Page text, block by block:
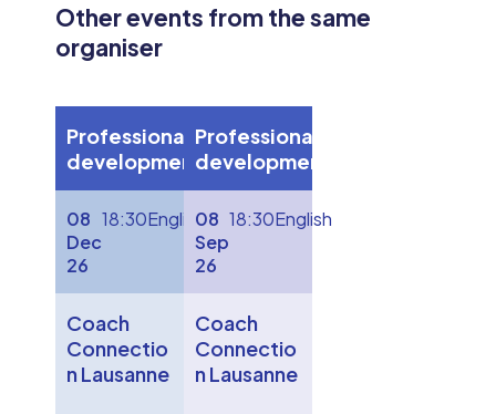
Other events from the same
organiser
Professional
development
08
Dec
26
18:30English
Coach
Connectio
n Lausanne
Professional
development
08
Sep
26
18:30English
Coach
Connectio
n Lausanne